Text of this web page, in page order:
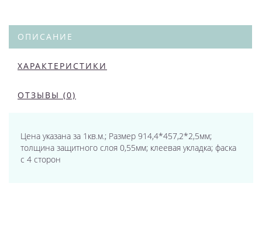
ОПИСАНИЕ
ХАРАКТЕРИСТИКИ
ОТЗЫВЫ (0)
Цена указана за 1кв.м.; Размер 914,4*457,2*2,5мм;
толщина защитного слоя 0,55мм; клеевая укладка; фаска
с 4 сторон